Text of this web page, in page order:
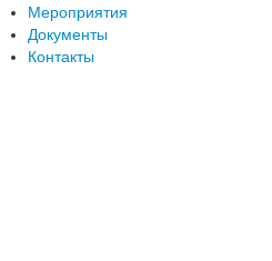
Помощь многодетным семьям
Мероприятия
Ты не один
Рука помощи
Документы
Благодарственные письма
Контакты